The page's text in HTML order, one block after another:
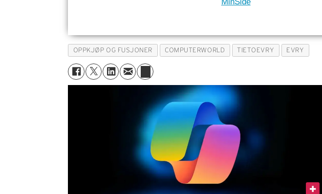
OPPKJØP OG FUSJONER COMPUTERWORLD TIETOEVRY EVRY